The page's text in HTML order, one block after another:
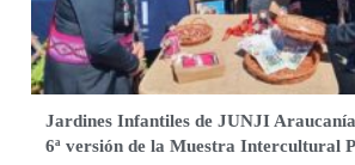
Jardines Infantiles de JUNJI
6ª versión de la Muestra Intercultural